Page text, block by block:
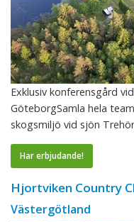
Exklusiv konferensgård
GöteborgSamla hela
skogsmiljö vid sjön
Har erbjudande!
Hjortviken Country
Västergötland